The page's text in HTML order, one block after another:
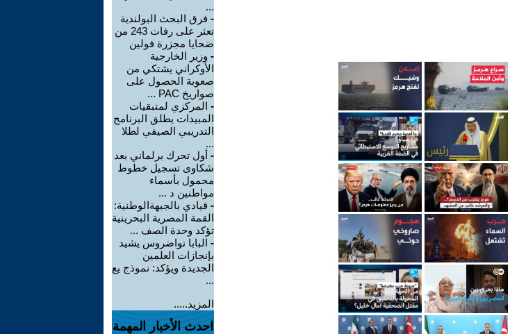
...
- فرق البحث البولندية
تعثر على رفات 243 من
ضحايا مجزرة فولين
- وزير الخارجية
الأوكراني يشتكي من
صعوبة الحصول على
صواريخ PAC ...
- المركزي لمتبقيات
المبيدات يطلق البرنامج
التدريبي الصيفي لطلا
...
- أول تحرك برلماني بعد
شكاوى تسجيل خطوط
محمول بأسماء
مواطنين د ...
- قيادي بالجبهةالوطنية:
القمة المصرية البحرينية
تؤكد وحدة الصف ...
- البابا تواضروس يشيد
بإنجازات العلمين
الجديدة ويؤكد: نموذج يع
...
المزيد.....
احدث الأخبار المهمة